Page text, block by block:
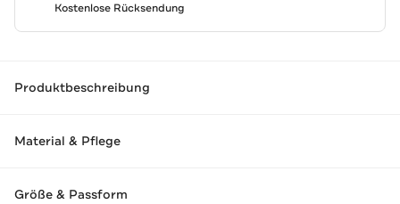
Kostenlose Rücksendung
Produktbeschreibung
Material & Pflege
Größe & Passform